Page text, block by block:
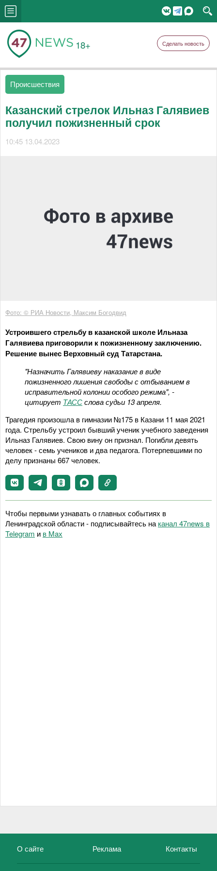
18+ Сделать новость
Происшествия
Казанский стрелок Ильназ Галявиев
получил пожизненный срок
10:45 13.04.2023
Фото: © РИА Новости, Максим Богодвид
Устроившего стрельбу в казанской школе Ильназа
Галявиева приговорили к пожизненному заключению.
Решение вынес Верховный суд Татарстана.
"Назначить Галявиеву наказание в виде
пожизненного лишения свободы с отбыванием в
исправительной колонии особого режима", -
цитирует ТАССслова судьи 13 апреля.
Трагедия произошла в гимназии №175 в Казани 11 мая 2021
года. Стрельбу устроил бывший ученик учебного заведения
Ильназ Галявиев. Свою вину он признал. Погибли девять
человек - семь учеников и два педагога. Потерпевшими по
делу признаны 667 человек.
Чтобы первыми узнавать о главных событиях в
Ленинградской области - подписывайтесь на канал 47news в
Telegram и в Maх
О сайте Реклама Контакты